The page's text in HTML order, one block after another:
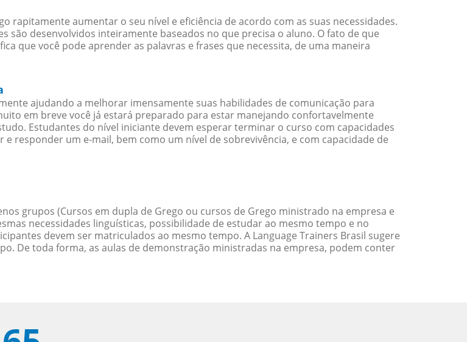
rapitamente aumentar o seu nível e eficiência de acordo com as suas necessidades.
são desenvolvidos inteiramente baseados no que precisa o aluno. O fato de que
que você pode aprender as palavras e frases que necessita, de uma maneira
ajudando a melhorar imensamente suas habilidades de comunicação para
em breve você já estará preparado para estar manejando confortavelmente
Estudantes do nível iniciante devem esperar terminar o curso com capacidades
responder um e-mail, bem como um nível de sobrevivência, e com capacidade de
grupos (Cursos em dupla de Grego ou cursos de Grego ministrado na empresa e
necessidades linguísticas, possibilidade de estudar ao mesmo tempo e no
devem ser matriculados ao mesmo tempo. A Language Trainers Brasil sugere
De toda forma, as aulas de demonstração ministradas na empresa, podem conter